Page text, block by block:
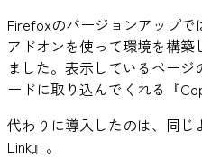
Firefoxのバージョンアップ
アドオンを使って環境を構築
ました。表示しているペー
ードに取り込んでくれる『
代わりに導入したのは、同じ
Link』。